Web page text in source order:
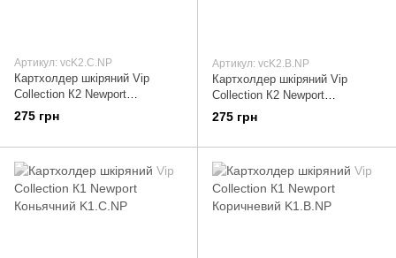
Артикул: vcK2.С.NP
Картхолдер шкіряний Vip
Collection К2 Newport
Коньячний K2.С.NP
275 грн
Артикул: vcK2.В.NP
Картхолдер шкіряний Vip
Collection К2 Newport
Коричневий K2.В.NP
275 грн